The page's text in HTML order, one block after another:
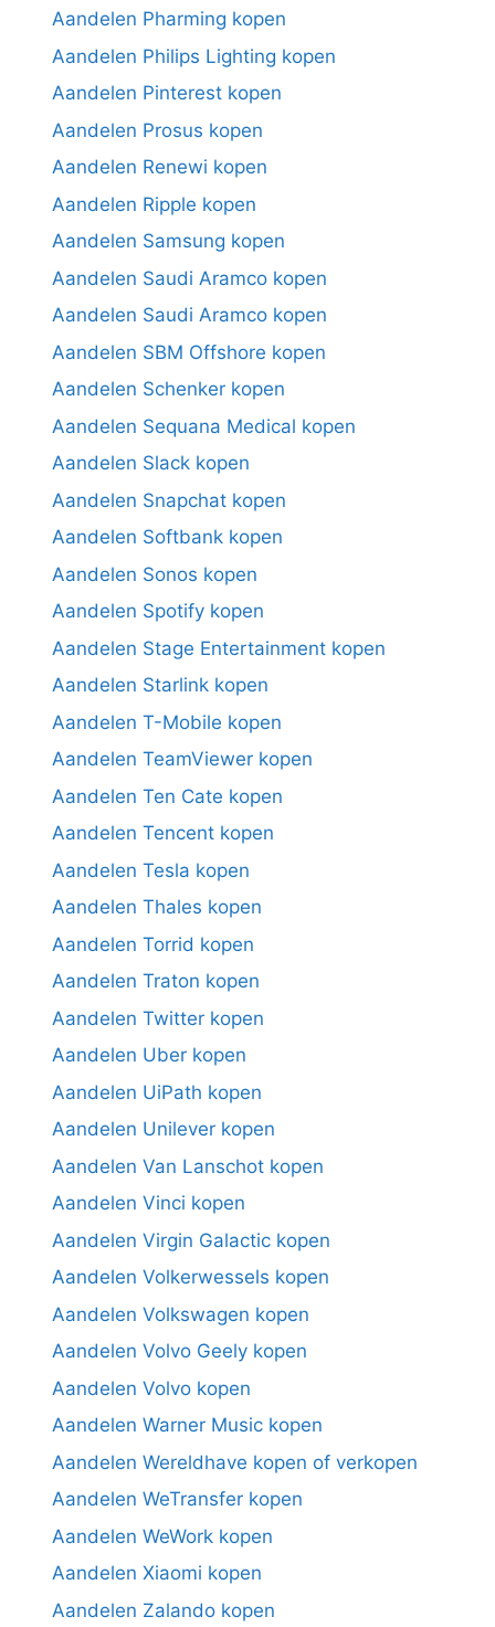
Aandelen Pharming kopen
Aandelen Philips Lighting kopen
Aandelen Pinterest kopen
Aandelen Prosus kopen
Aandelen Renewi kopen
Aandelen Ripple kopen
Aandelen Samsung kopen
Aandelen Saudi Aramco kopen
Aandelen Saudi Aramco kopen
Aandelen SBM Offshore kopen
Aandelen Schenker kopen
Aandelen Sequana Medical kopen
Aandelen Slack kopen
Aandelen Snapchat kopen
Aandelen Softbank kopen
Aandelen Sonos kopen
Aandelen Spotify kopen
Aandelen Stage Entertainment kopen
Aandelen Starlink kopen
Aandelen T-Mobile kopen
Aandelen TeamViewer kopen
Aandelen Ten Cate kopen
Aandelen Tencent kopen
Aandelen Tesla kopen
Aandelen Thales kopen
Aandelen Torrid kopen
Aandelen Traton kopen
Aandelen Twitter kopen
Aandelen Uber kopen
Aandelen UiPath kopen
Aandelen Unilever kopen
Aandelen Van Lanschot kopen
Aandelen Vinci kopen
Aandelen Virgin Galactic kopen
Aandelen Volkerwessels kopen
Aandelen Volkswagen kopen
Aandelen Volvo Geely kopen
Aandelen Volvo kopen
Aandelen Warner Music kopen
Aandelen Wereldhave kopen of verkopen
Aandelen WeTransfer kopen
Aandelen WeWork kopen
Aandelen Xiaomi kopen
Aandelen Zalando kopen